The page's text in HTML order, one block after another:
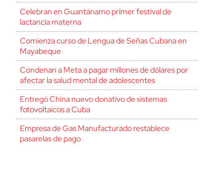
Celebran en Guantánamo primer festival de
lactancia materna
Comienza curso de Lengua de Señas Cubana en
Mayabeque
Condenan a Meta a pagar millones de dólares por
afectar la salud mental de adolescentes
Entregó China nuevo donativo de sistemas
fotovoltaicos a Cuba
Empresa de Gas Manufacturado restablece
pasarelas de pago